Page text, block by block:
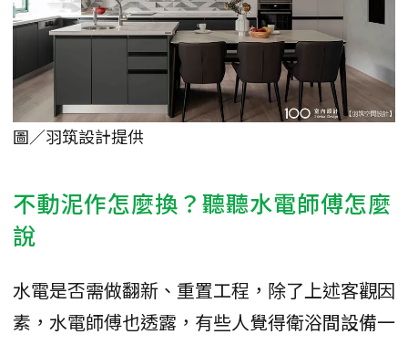
圖／羽筑設計提供
不動泥作怎麼換？聽聽水電師傅怎麼
說
水電是否需做翻新、重置工程，除了上述客觀因
素，水電師傅也透露，有些人覺得衛浴間設備一